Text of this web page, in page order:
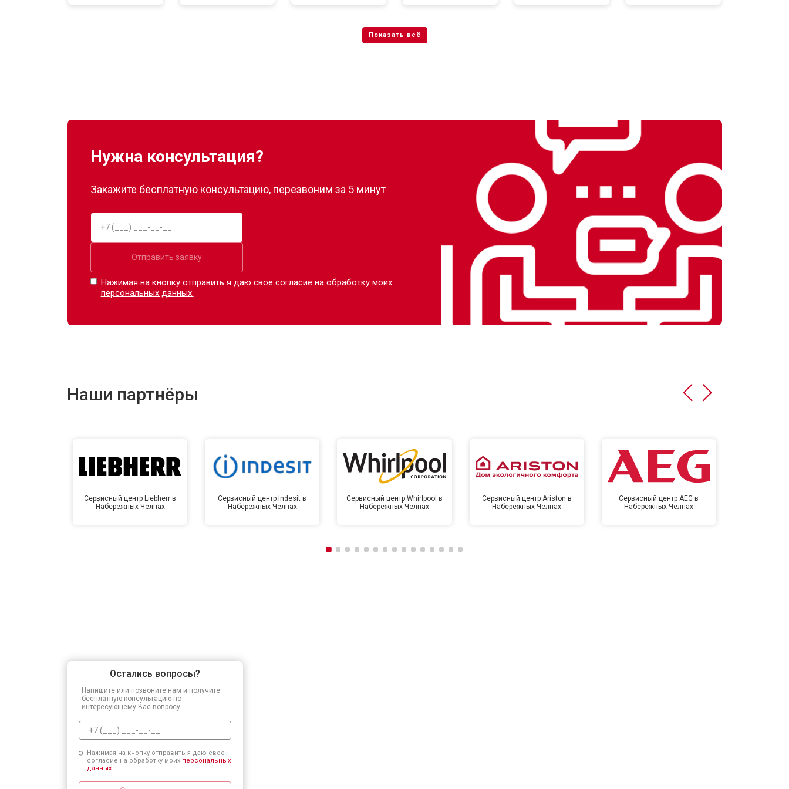
от 50 мин
Нужна консультация?
Закажите бесплатную консультацию, перезвоним за 5 минут
Отправить заявку
Нажимая на кнопку отправить я даю свое согласие на обработку моих
персональных данных.
Наши партнёры
Сервисный центр Liebherr в
Набережных Челнах
Сервисный центр Indesit в
Набережных Челнах
Сервисный центр Whirlpool в
Набережных Челнах
Сервисный центр Ariston в
Набережных Челнах
Сервисный центр AEG в
Набережных Челнах
Остались вопросы?
Напишите или позвоните нам и получите
бесплатную консультацию по
интересующему Вас вопросу.
Нажимая на кнопку отправить я даю свое
согласие на обработку моих персональных
данных.